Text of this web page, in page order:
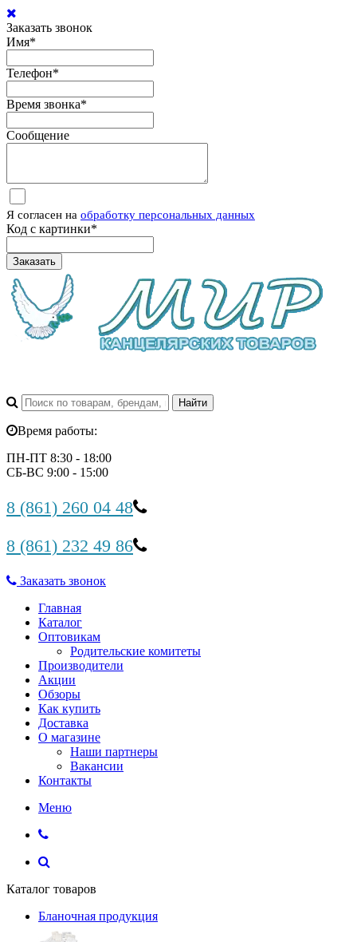
Заказать звонок
Имя*
Телефон*
Время звонка*
Сообщение
Я согласен на обработку персональных данных
Код с картинки*
Заказать
Время работы:
ПН-ПТ 8:30 - 18:00
СБ-ВС 9:00 - 15:00
8 (861) 260 04 48
8 (861) 232 49 86
Заказать звонок
Главная
Каталог
Оптовикам
Родительские комитеты
Производители
Акции
Обзоры
Как купить
Доставка
О магазине
Наши партнеры
Вакансии
Контакты
Меню
Каталог товаров
Бланочная продукция